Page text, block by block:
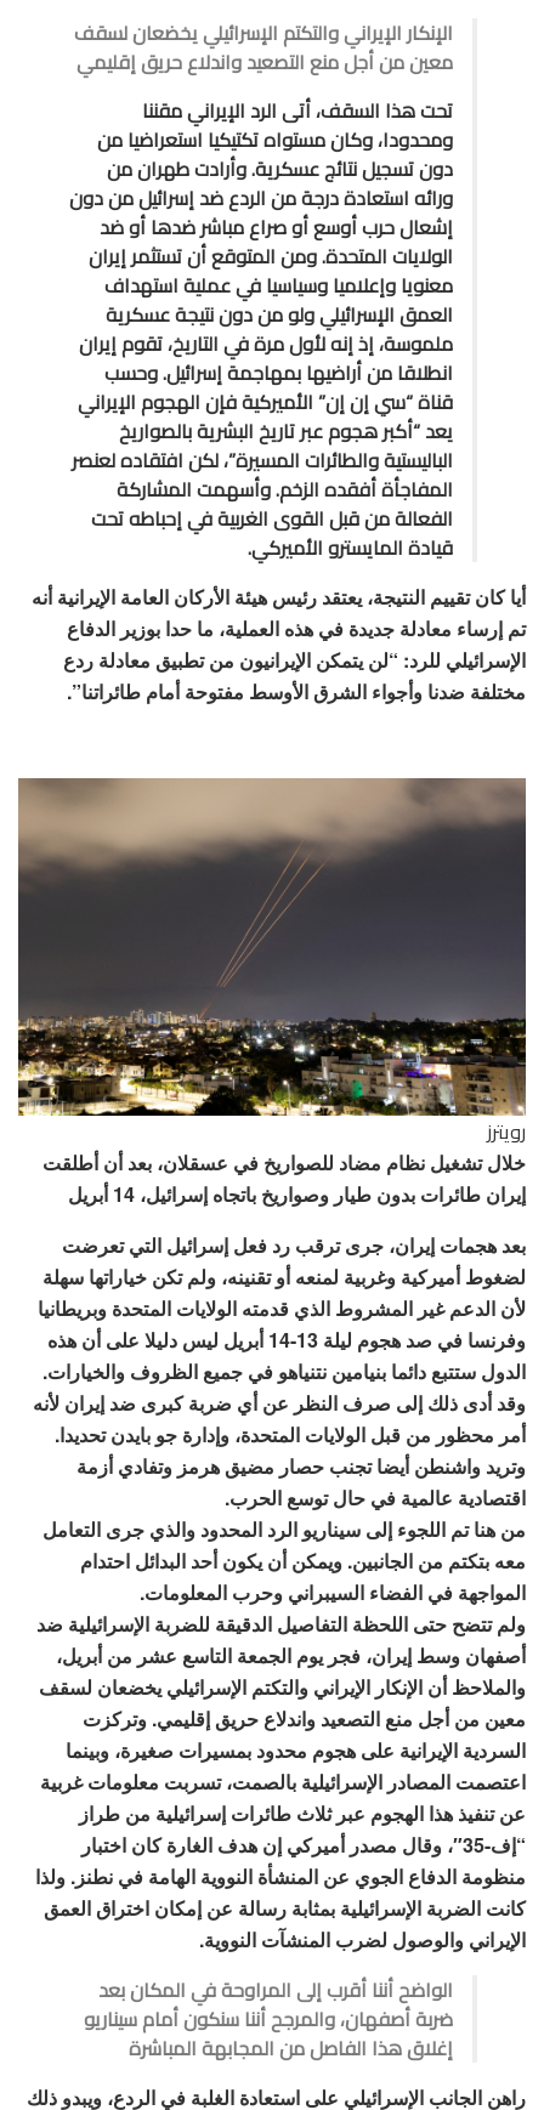
الإنكار الإيراني والتكتم الإسرائيلي يخضعان لسقف
معين من أجل منع التصعيد واندلاع حريق إقليمي
تحت هذا السقف، أتى الرد الإيراني مقننا
ومحدودا، وكان مستواه تكتيكيا استعراضيا من
دون تسجيل نتائج عسكرية. وأرادت طهران من
ورائه استعادة درجة من الردع ضد إسرائيل من دون
إشعال حرب أوسع أو صراع مباشر ضدها أو ضد
الولايات المتحدة. ومن المتوقع أن تستثمر إيران
معنويا وإعلاميا وسياسيا في عملية استهداف
العمق الإسرائيلي ولو من دون نتيجة عسكرية
ملموسة، إذ إنه لأول مرة في التاريخ، تقوم إيران
انطلاقا من أراضيها بمهاجمة إسرائيل. وحسب
قناة “سي إن إن” الأميركية فإن الهجوم الإيراني
يعد “أكبر هجوم عبر تاريخ البشرية بالصواريخ
الباليستية والطائرات المسيرة”، لكن افتقاده لعنصر
المفاجأة أفقده الزخم. وأسهمت المشاركة
الفعالة من قبل القوى الغربية في إحباطه تحت
قيادة المايسترو الأميركي.
أيا كان تقييم النتيجة، يعتقد رئيس هيئة الأركان العامة الإيرانية أنه
تم إرساء معادلة جديدة في هذه العملية، ما حدا بوزير الدفاع
الإسرائيلي للرد: “لن يتمكن الإيرانيون من تطبيق معادلة ردع
مختلفة ضدنا وأجواء الشرق الأوسط مفتوحة أمام طائراتنا”.
رويترز
خلال تشغيل نظام مضاد للصواريخ في عسقلان، بعد أن أطلقت
إيران طائرات بدون طيار وصواريخ باتجاه إسرائيل، 14 أبريل
بعد هجمات إيران، جرى ترقب رد فعل إسرائيل التي تعرضت
لضغوط أميركية وغربية لمنعه أو تقنينه، ولم تكن خياراتها سهلة
لأن الدعم غير المشروط الذي قدمته الولايات المتحدة وبريطانيا
وفرنسا في صد هجوم ليلة 13-14 أبريل ليس دليلا على أن هذه
الدول ستتبع دائما بنيامين نتنياهو في جميع الظروف والخيارات.
وقد أدى ذلك إلى صرف النظر عن أي ضربة كبرى ضد إيران لأنه
أمر محظور من قبل الولايات المتحدة، وإدارة جو بايدن تحديدا.
وتريد واشنطن أيضا تجنب حصار مضيق هرمز وتفادي أزمة
اقتصادية عالمية في حال توسع الحرب.
من هنا تم اللجوء إلى سيناريو الرد المحدود والذي جرى التعامل
معه بتكتم من الجانبين. ويمكن أن يكون أحد البدائل احتدام
المواجهة في الفضاء السيبراني وحرب المعلومات.
ولم تتضح حتى اللحظة التفاصيل الدقيقة للضربة الإسرائيلية ضد
أصفهان وسط إيران، فجر يوم الجمعة التاسع عشر من أبريل،
والملاحظ أن الإنكار الإيراني والتكتم الإسرائيلي يخضعان لسقف
معين من أجل منع التصعيد واندلاع حريق إقليمي. وتركزت
السردية الإيرانية على هجوم محدود بمسيرات صغيرة، وبينما
اعتصمت المصادر الإسرائيلية بالصمت، تسربت معلومات غربية
عن تنفيذ هذا الهجوم عبر ثلاث طائرات إسرائيلية من طراز
“إف-35″، وقال مصدر أميركي إن هدف الغارة كان اختبار
منظومة الدفاع الجوي عن المنشأة النووية الهامة في نطنز. ولذا
كانت الضربة الإسرائيلية بمثابة رسالة عن إمكان اختراق العمق
الإيراني والوصول لضرب المنشآت النووية.
الواضح أننا أقرب إلى المراوحة في المكان بعد
ضربة أصفهان، والمرجح أننا سنكون أمام سيناريو
إغلاق هذا الفاصل من المجابهة المباشرة
راهن الجانب الإسرائيلي على استعادة الغلبة في الردع، ويبدو ذلك